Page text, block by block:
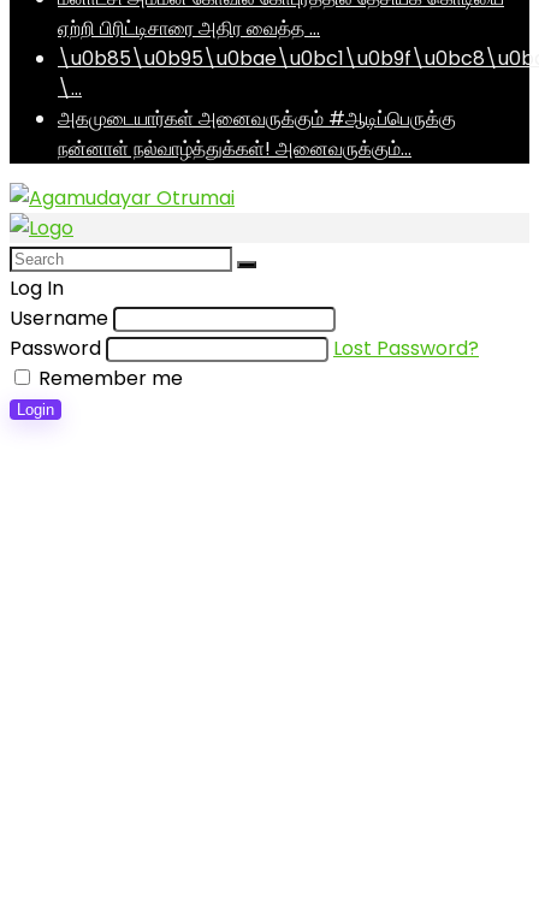
ஏற்றி பிரிட்டிசாரை அதிர வைத்த …
\…
அகமுடையார்கள் அனைவருக்கும் #ஆடிப்பெருக்கு
நன்னாள் நல்வாழ்த்துக்கள்! அனைவருக்கும்…
Log In
Username
Password
Lost Password?
Remember me
Login